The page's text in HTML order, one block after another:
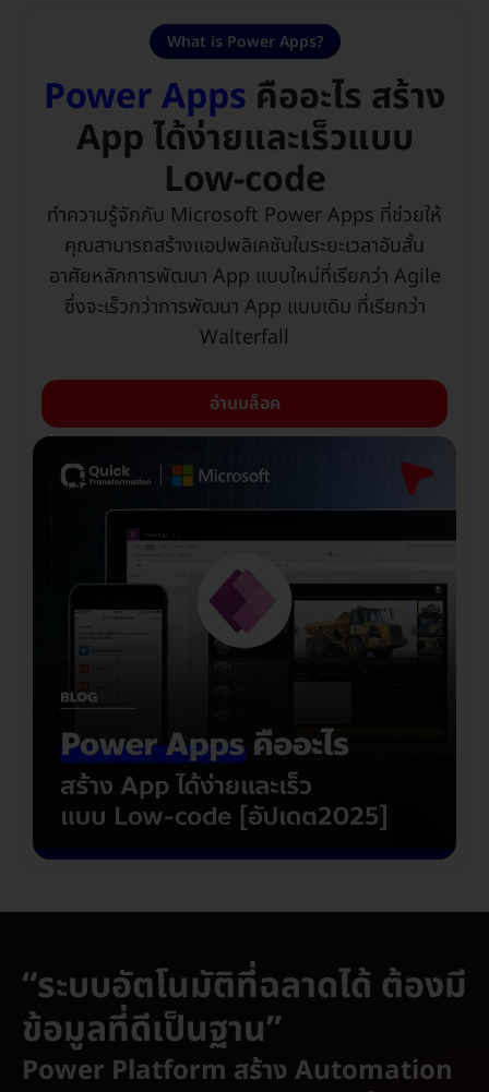
What is Power Apps?
Power Apps คืออะไร สร้าง
App ได้ง่ายและเร็วแบบ
Low-code
ทำความรู้จักกับ Microsoft Power Apps ที่ช่วยให้
คุณสามารถสร้างแอปพลิเคชันในระยะเวลาอันสั้น
อาศัยหลักการพัฒนา App แบบใหม่ที่เรียกว่า Agile
ซึ่งจะเร็วกว่าการพัฒนา App แบบเดิม ที่เรียกว่า
Walterfall
อ่านบล็อค
“ระบบอัตโนมัติที่ฉลาดได้ ต้องมี
ข้อมูลที่ดีเป็นฐาน”
Power Platform สร้าง Automation